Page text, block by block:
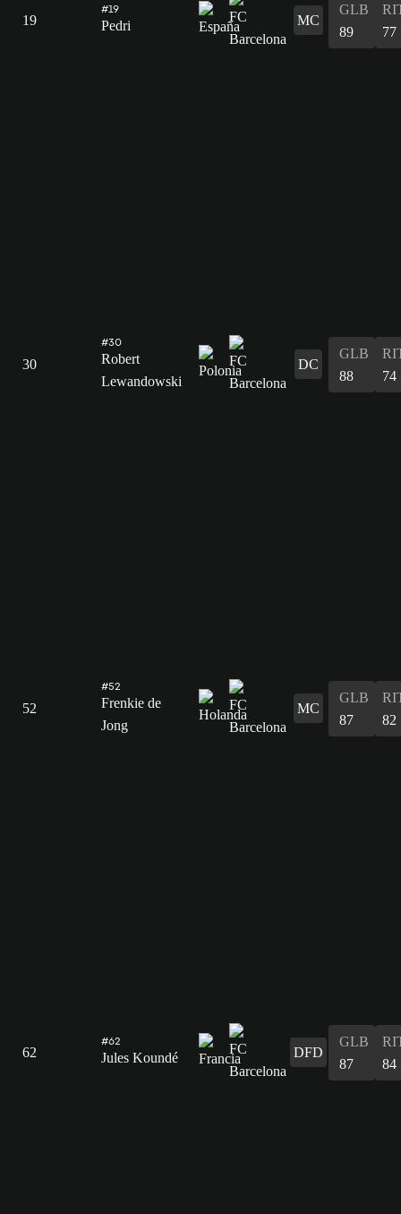
19
#19
Pedri MC
GLB
89
77
30
#30
Robert
Lewandowski
DC
GLB
88
74
52
#52
Frenkie de
Jong
MC
GLB
87
82
62
#62
Jules Koundé DFD
GLB
87
84